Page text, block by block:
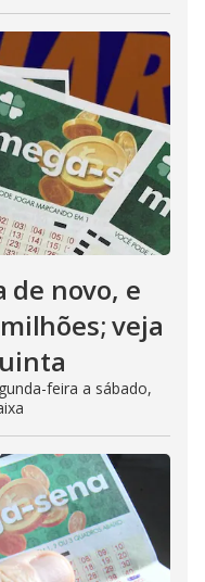
de novo, e
veja
feira a sábado,